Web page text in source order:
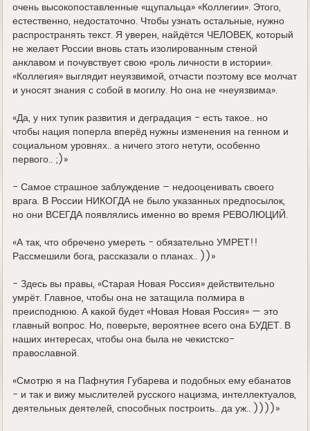
очень высокопоставленные «щупальца» «Коллегии». Этого,
естественно, недостаточно. Чтобы узнать остальные, нужно
распространять текст. Я уверен, найдётся ЧЕЛОВЕК, который
не желает России вновь стать изолированным стеной
анклавом и почувствует свою «роль личности в истории».
«Коллегия» выглядит неуязвимой, отчасти поэтому все молчат
и уносят знания с собой в могилу. Но она не «неуязвима».
«Да, у них тупик развития и деградация - есть такое.. но
чтобы нация поперла вперёд нужны изменения на генном и
социальном уровнях.. а ничего этого нетути, особенно
первого.. ;)»
- Самое страшное заблуждение – недооценивать своего
врага. В России НИКОГДА не было указанных предпосылок,
но они ВСЕГДА появлялись именно во время РЕВОЛЮЦИЙ.
«А так, что обречено умереть - обязательно УМРЕТ!!
Рассмешили бога, рассказали о планах.. ))»
- Здесь вы правы, «Старая Новая Россия» действительно
умрёт. Главное, чтобы она не затащила полмира в
преисподнюю. А какой будет «Новая Новая Россия» — это
главный вопрос. Но, поверьте, вероятнее всего она БУДЕТ. В
наших интересах, чтобы она была не чекистско-
православной.
«Смотрю я на Пафнутия Губарева и подобных ему ебанатов
- и так и вижу мыслителей русского нацизма, интеллектуалов,
деятельных деятелей, способных построить.. да уж.. ))))»